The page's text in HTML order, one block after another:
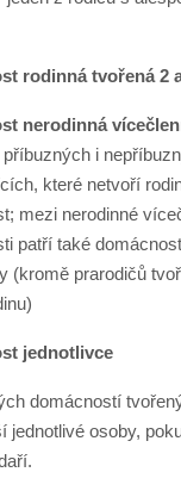
rodinná tvořená 2
nerodinná
i
které netvoří
mezi nerodinné
patří také
(kromě prarodičů
jednotlivce
domácností
jednotlivé osoby,